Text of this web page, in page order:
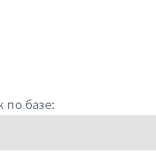
по базе: